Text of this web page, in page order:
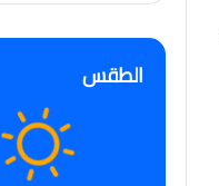
الطقس